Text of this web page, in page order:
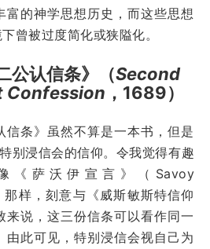
富的神学思想历史，而这些思想
曾被过度简化或狭隘化。
公认信条》（Second
Confession ，1689）
信条》虽然不算是一本书，但是
别浸信会的信仰。令我觉得有趣
《萨沃伊宣言》（Savoy
样，刻意与《威斯敏斯特信仰
来说，这三份信条可以看作同一
由此可见，特别浸信会视自己为